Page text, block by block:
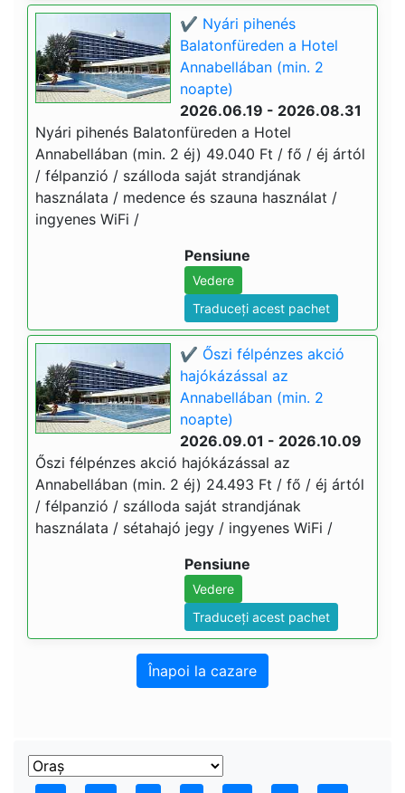
✔️ Nyári pihenés
Balatonfüreden a Hotel
Annabellában (min. 2
noapte)
2026.06.19 - 2026.08.31
Nyári pihenés Balatonfüreden a Hotel
Annabellában (min. 2 éj) 49.040 Ft / fő / éj ártól
/ félpanzió / szálloda saját strandjának
használata / medence és szauna használat /
ingyenes WiFi /
Pensiune
Vedere
Traduceți acest pachet
✔️ Őszi félpénzes akció
hajókázással az
Annabellában (min. 2
noapte)
2026.09.01 - 2026.10.09
Őszi félpénzes akció hajókázással az
Annabellában (min. 2 éj) 24.493 Ft / fő / éj ártól
/ félpanzió / szálloda saját strandjának
használata / sétahajó jegy / ingyenes WiFi /
Pensiune
Vedere
Traduceți acest pachet
Înapoi la cazare